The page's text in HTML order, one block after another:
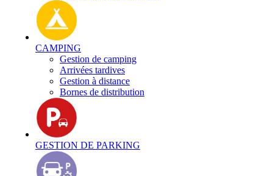
CAMPING
Gestion de camping
Arrivées tardives
Gestion à distance
Bornes de distribution
GESTION DE PARKING